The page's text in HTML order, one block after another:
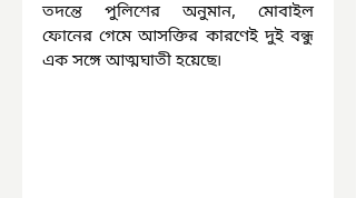
তদন্তে পুলিশের অনুমান, মোবাইল
ফোনের গেমে আসক্তির কারণেই দুই বন্ধু
এক সঙ্গে আত্মঘাতী হয়েছে৷